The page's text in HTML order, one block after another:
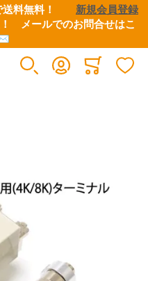
送料無料！ 新規会員登録
！ メールでのお問合せはこ